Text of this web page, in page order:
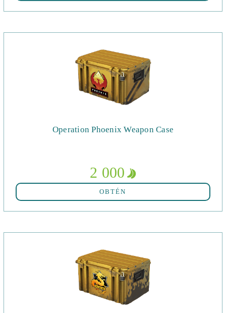
Operation Phoenix Weapon Case
2 000
OBTÉN